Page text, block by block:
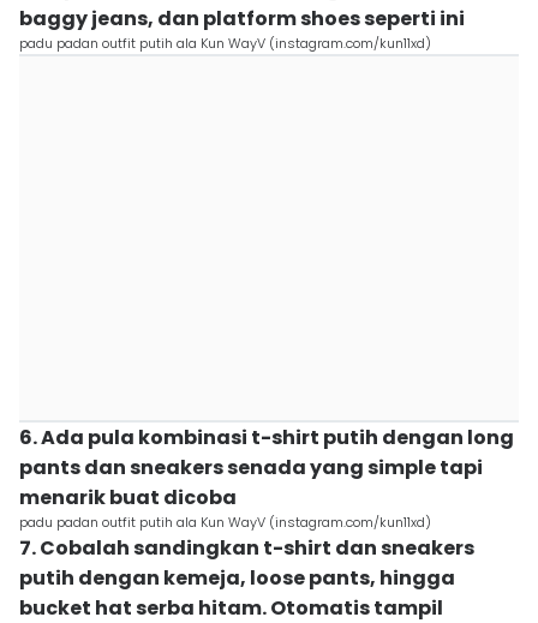
baggy jeans, dan platform shoes seperti ini
padu padan outfit putih ala Kun WayV (instagram.com/kun11xd)
6. Ada pula kombinasi t-shirt putih dengan long
pants dan sneakers senada yang simple tapi
menarik buat dicoba
padu padan outfit putih ala Kun WayV (instagram.com/kun11xd)
7. Cobalah sandingkan t-shirt dan sneakers
putih dengan kemeja, loose pants, hingga
bucket hat serba hitam. Otomatis tampil